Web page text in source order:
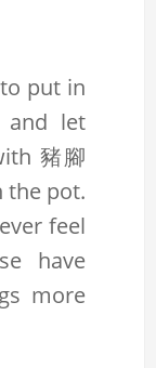
put in
and let
豬腳
the pot.
feel
have
more